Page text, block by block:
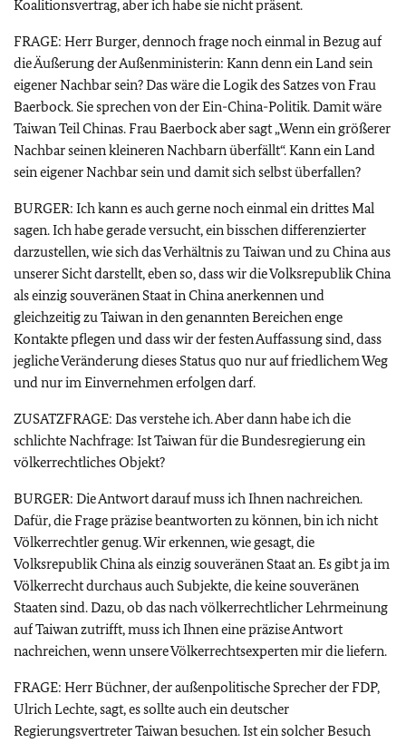
Koalitionsvertrag, aber ich habe sie nicht präsent.
FRAGE: Herr Burger, dennoch frage noch einmal in Bezug auf
die Äußerung der Außenministerin: Kann denn ein Land sein
eigener Nachbar sein? Das wäre die Logik des Satzes von Frau
Baerbock. Sie sprechen von der Ein-China-Politik. Damit wäre
Taiwan Teil Chinas. Frau Baerbock aber sagt „Wenn ein größerer
Nachbar seinen kleineren Nachbarn überfällt“. Kann ein Land
sein eigener Nachbar sein und damit sich selbst überfallen?
BURGER: Ich kann es auch gerne noch einmal ein drittes Mal
sagen. Ich habe gerade versucht, ein bisschen differenzierter
darzustellen, wie sich das Verhältnis zu Taiwan und zu China aus
unserer Sicht darstellt, eben so, dass wir die Volksrepublik China
als einzig souveränen Staat in China anerkennen und
gleichzeitig zu Taiwan in den genannten Bereichen enge
Kontakte pflegen und dass wir der festen Auffassung sind, dass
jegliche Veränderung dieses Status quo nur auf friedlichem Weg
und nur im Einvernehmen erfolgen darf.
ZUSATZFRAGE: Das verstehe ich. Aber dann habe ich die
schlichte Nachfrage: Ist Taiwan für die Bundesregierung ein
völkerrechtliches Objekt?
BURGER: Die Antwort darauf muss ich Ihnen nachreichen.
Dafür, die Frage präzise beantworten zu können, bin ich nicht
Völkerrechtler genug. Wir erkennen, wie gesagt, die
Volksrepublik China als einzig souveränen Staat an. Es gibt ja im
Völkerrecht durchaus auch Subjekte, die keine souveränen
Staaten sind. Dazu, ob das nach völkerrechtlicher Lehrmeinung
auf Taiwan zutrifft, muss ich Ihnen eine präzise Antwort
nachreichen, wenn unsere Völkerrechtsexperten mir die liefern.
FRAGE: Herr Büchner, der außenpolitische Sprecher der FDP,
Ulrich Lechte, sagt, es sollte auch ein deutscher
Regierungsvertreter Taiwan besuchen. Ist ein solcher Besuch